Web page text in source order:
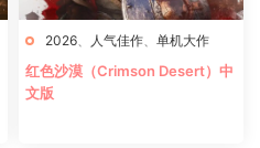
2026 人气佳作 单机大作
红色沙漠（Crimson Desert）中
文版